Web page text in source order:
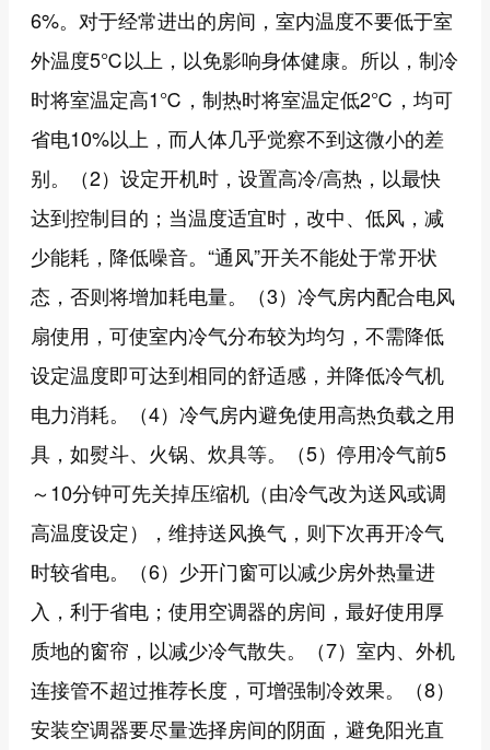
6%。对于经常进出的房间，室内温度不要低于室
外温度5℃以上，以免影响身体健康。所以，制冷
时将室温定高1℃，制热时将室温定低2℃，均可
省电10%以上，而人体几乎觉察不到这微小的差
别。（2）设定开机时，设置高冷/高热，以最快
达到控制目的；当温度适宜时，改中、低风，减
少能耗，降低噪音。“通风”开关不能处于常开状
态，否则将增加耗电量。（3）冷气房内配合电风
扇使用，可使室内冷气分布较为均匀，不需降低
设定温度即可达到相同的舒适感，并降低冷气机
电力消耗。（4）冷气房内避免使用高热负载之用
具，如熨斗、火锅、炊具等。（5）停用冷气前5
～10分钟可先关掉压缩机（由冷气改为送风或调
高温度设定），维持送风换气，则下次再开冷气
时较省电。（6）少开门窗可以减少房外热量进
入，利于省电；使用空调器的房间，最好使用厚
质地的窗帘，以减少冷气散失。（7）室内、外机
连接管不超过推荐长度，可增强制冷效果。（8）
安装空调器要尽量选择房间的阴面，避免阳光直